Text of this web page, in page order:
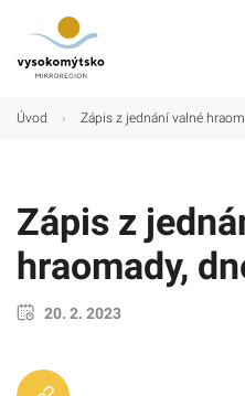
Úvod › Zápis z jednání valné
Zápis z
hraomady,
20. 2. 2023
Úvod
Obce
Turistické cíle